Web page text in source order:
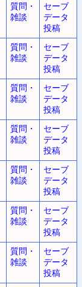
質問・
雑談
セーブ
データ
投稿
質問・
雑談
セーブ
データ
投稿
質問・
雑談
セーブ
データ
投稿
質問・
雑談
セーブ
データ
投稿
質問・
雑談
セーブ
データ
投稿
質問・
雑談
セーブ
データ
投稿
質問・
雑談
セーブ
データ
投稿